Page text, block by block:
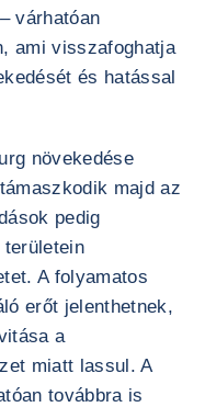
várhatóan
ami visszafoghatja
és hatással
növekedése
majd az
pedig
területein
A folyamatos
erőt jelenthetnek,
a
miatt lassul. A
továbbra is